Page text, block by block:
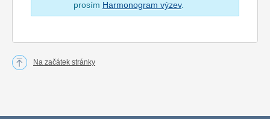
prosím Harmonogram výzev.
Na začátek stránky